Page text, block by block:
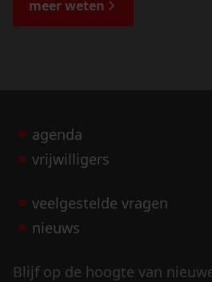
meer weten
agenda
vrijwilligers
veelgestelde vragen
nieuws
Blijf op de hoogte van